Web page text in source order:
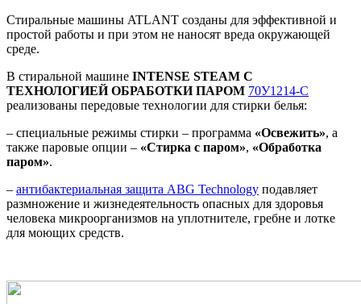
Стиральные машины ATLANT созданы для эффективной и
простой работы и при этом не наносят вреда окружающей
среде.
В стиральной машине INTENSE STEAM С
ТЕХНОЛОГИЕЙ ОБРАБОТКИ ПАРОМ 70У1214-С
реализованы передовые технологии для стирки белья:
– специальные режимы стирки – программа «Освежить», а
также паровые опции – «Стирка с паром», «Обработка
паром».
– антибактериальная защита ABG Technology подавляет
размножение и жизнедеятельность опасных для здоровья
человека микроорганизмов на уплотнителе, гребне и лотке
для моющих средств.